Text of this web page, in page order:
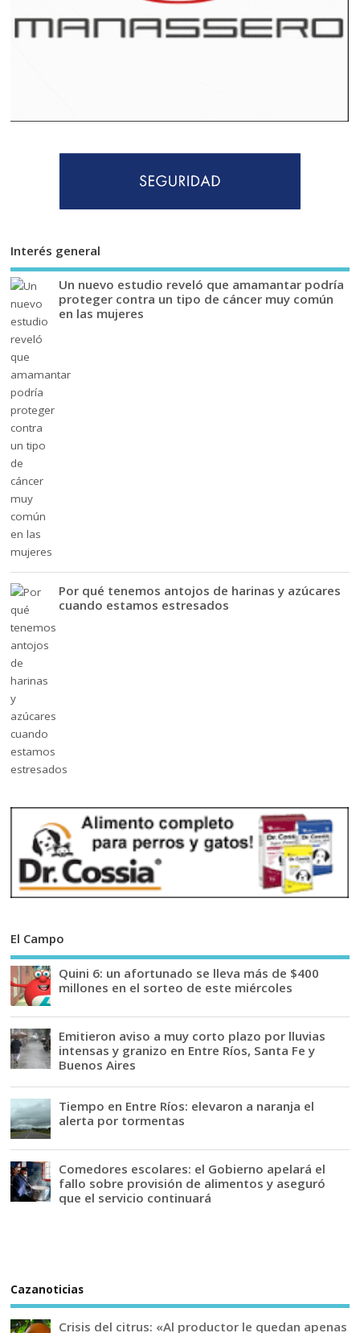
Interés general
Un nuevo estudio reveló que amamantar podría
proteger contra un tipo de cáncer muy común
en las mujeres
Por qué tenemos antojos de harinas y azúcares
cuando estamos estresados
El Campo
Quini 6: un afortunado se lleva más de $400
millones en el sorteo de este miércoles
Emitieron aviso a muy corto plazo por lluvias
intensas y granizo en Entre Ríos, Santa Fe y
Buenos Aires
Tiempo en Entre Ríos: elevaron a naranja el
alerta por tormentas
Comedores escolares: el Gobierno apelará el
fallo sobre provisión de alimentos y aseguró
que el servicio continuará
Cazanoticias
Crisis del citrus: «Al productor le quedan apenas